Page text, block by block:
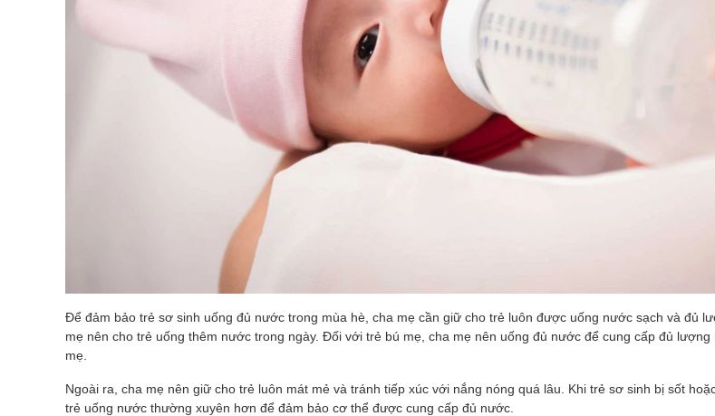
Để đảm bảo trẻ sơ sinh uống đủ nước trong mùa hè, cha mẹ cần giữ cho trẻ luôn được uống nước sạch và đủ
mẹ nên cho trẻ uống thêm nước trong ngày. Đối với trẻ bú mẹ, cha mẹ nên uống đủ nước để cung cấp đủ
mẹ.
Ngoài ra, cha mẹ nên giữ cho trẻ luôn mát mẻ và tránh tiếp xúc với nắng nóng quá lâu. Khi trẻ sơ sinh bị sốt
trẻ uống nước thường xuyên hơn để đảm bảo cơ thể được cung cấp đủ nước.